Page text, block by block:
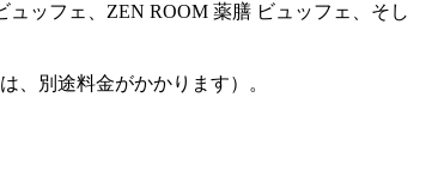
ッフェ、ZEN ROOM 薬膳 ビュッフェ、そし
、別途料金がかかります）。